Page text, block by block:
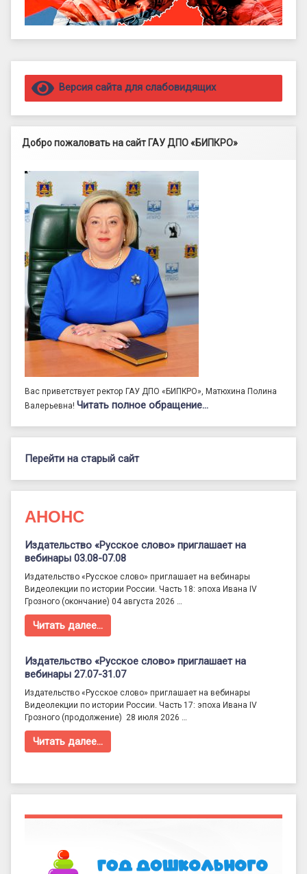
Правый сайдбар
Версия сайта для слабовидящих
Добро пожаловать на сайт ГАУ ДПО «БИПКРО»
Вас приветствует ректор ГАУ ДПО «БИПКРО», Матюхина Полина
Валерьевна! Читать полное обращение…
Перейти на старый сайт
АНОНС
Издательство «Русское слово» приглашает на
вебинары 03.08-07.08
Издательство «Русское слово» приглашает на вебинары
Видеолекции по истории России. Часть 18: эпоха Ивана IV
Грозного (окончание) 04 августа 2026 …
Читать далее…
Издательство «Русское слово» приглашает на
вебинары 27.07-31.07
Издательство «Русское слово» приглашает на вебинары
Видеолекции по истории России. Часть 17: эпоха Ивана IV
Грозного (продолжение) 28 июля 2026 …
Читать далее…